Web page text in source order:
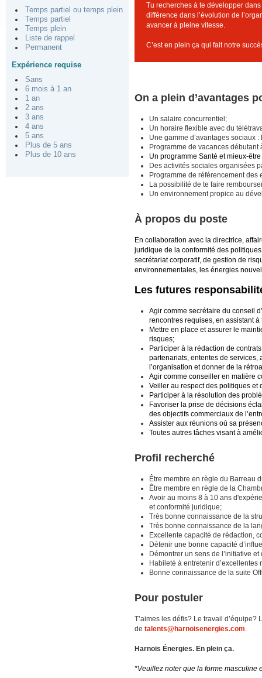
Temps partiel ou temps plein
Temps partiel
Temps plein
Liste de rappel
Permanent
Expérience requise
Sans
6 mois à 1 an
1 an
2 ans
3 ans
4 ans
5 ans
Plus de 5 ans
Plus de 10 ans
Tu recherches à te développer
différence dans l’évolution de
avancer à pleine vitesse.
C’est en plein ça qui fait notre
On a plein d’avantages
Un salaire concurrentiel;
Un horaire flexible avec du
Une gamme d’avantages sociaux
Programme de vacances débutant
Un programme Santé et mieux-
Des activités sociales organisées
Programme de référencement des
La possibilité de te faire
Un environnement propice au
À propos du poste
En collaboration avec la directrice,
juridique de la conformité des
secrétariat corporatif, de gestion de
environnementales, les énergies
Les futures
Agir comme secrétaire du conseil
rencontres requises, en assistant
Mettre en place et assurer le
risques;
Participer à la rédaction de
partenariats, ententes de services,
l’organisation et donner de la
Agir comme conseiller en matière
Veiller au respect des politiques et
Participer à la résolution des
Favoriser la prise de décisions
des objectifs commerciaux de
Assister aux réunions où sa
Toutes autres tâches visant à
Profil recherché
Être membre en règle du Barreau
Être membre en règle de la
Avoir au moins 8 à 10 ans
et conformité juridique;
Très bonne connaissance de la
Très bonne connaissance de la
Excellente capacité de rédaction,
Détenir une bonne capacité
Démontrer un sens de l’initiative et
Habileté à entretenir d’excellentes
Bonne connaissance de la suite
Pour postuler
T’aimes les défis? Le travail d’équipe?
de talents@harnoisenergies.com.
Harnois Énergies. En plein ça.
*Veuillez noter que la forme masculine